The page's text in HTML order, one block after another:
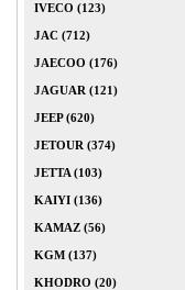
IVECO (123)
JAC (712)
JAECOO (176)
JAGUAR (121)
JEEP (620)
JETOUR (374)
JETTA (103)
KAIYI (136)
KAMAZ (56)
KGM (137)
KHODRO (20)